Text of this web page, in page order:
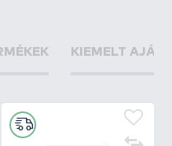
KIEMELT